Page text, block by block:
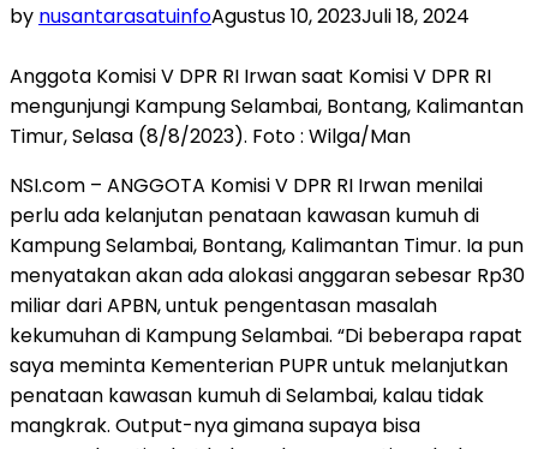
by nusantarasatuinfoAgustus 10, 2023Juli 18, 2024
Anggota Komisi V DPR RI Irwan saat Komisi V DPR RI
mengunjungi Kampung Selambai, Bontang, Kalimantan
Timur, Selasa (8/8/2023). Foto : Wilga/Man
NSI.com – ANGGOTA Komisi V DPR RI Irwan menilai
perlu ada kelanjutan penataan kawasan kumuh di
Kampung Selambai, Bontang, Kalimantan Timur. Ia pun
menyatakan akan ada alokasi anggaran sebesar Rp30
miliar dari APBN, untuk pengentasan masalah
kekumuhan di Kampung Selambai. “Di beberapa rapat
saya meminta Kementerian PUPR untuk melanjutkan
penataan kawasan kumuh di Selambai, kalau tidak
mangkrak. Output-nya gimana supaya bisa